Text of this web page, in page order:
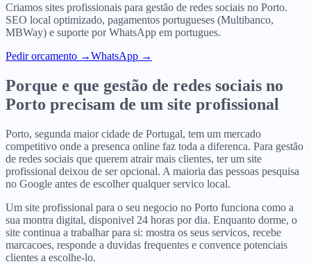
Criamos sites profissionais para gestão de redes sociais no Porto.
SEO local optimizado, pagamentos portugueses (Multibanco,
MBWay) e suporte por WhatsApp em portugues.
Pedir orcamento →WhatsApp →
Porque e que gestão de redes sociais no
Porto precisam de um site profissional
Porto, segunda maior cidade de Portugal, tem um mercado
competitivo onde a presenca online faz toda a diferenca. Para gestão
de redes sociais que querem atrair mais clientes, ter um site
profissional deixou de ser opcional. A maioria das pessoas pesquisa
no Google antes de escolher qualquer servico local.
Um site profissional para o seu negocio no Porto funciona como a
sua montra digital, disponivel 24 horas por dia. Enquanto dorme, o
site continua a trabalhar para si: mostra os seus servicos, recebe
marcacoes, responde a duvidas frequentes e convence potenciais
clientes a escolhe-lo.